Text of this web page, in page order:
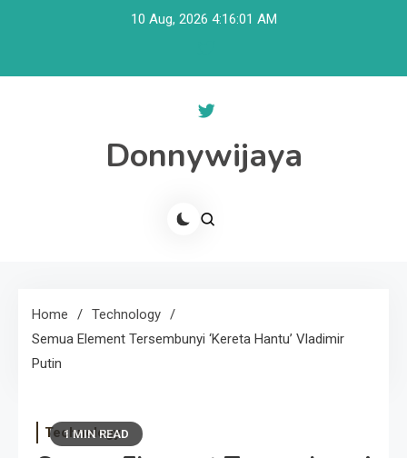
10 Aug, 2026 4:16:01 AM
Donnywijaya
Home
Technology
Semua Element Tersembunyi ‘Kereta Hantu’ Vladimir
Putin
1 MIN READ
Technology